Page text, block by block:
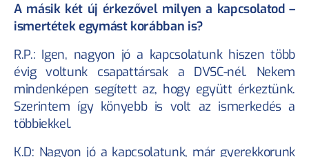
A másik két új érkezővel milyen a kapcsolatod –
ismertétek egymást korábban is?
R.P.: Igen, nagyon jó a kapcsolatunk hiszen több
évig voltunk csapattársak a DVSC-nél. Nekem
mindenképen segített az, hogy együtt érkeztünk.
Szerintem így könyebb is volt az ismerkedés a
többiekkel.
K.D: Nagyon jó a kapcsolatunk, már gyerekkorunk